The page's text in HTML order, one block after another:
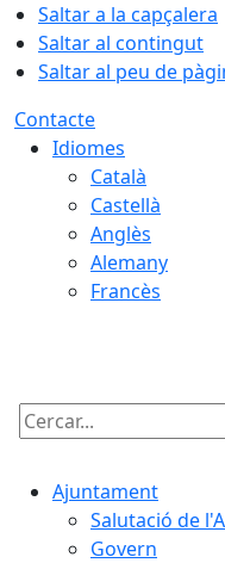
Saltar a la capçalera
Saltar al contingut
Saltar al peu de
Contacte
Idiomes
Català
Castellà
Anglès
Alemany
Francès
Cercar:
Ajuntament
Salutació de
Govern